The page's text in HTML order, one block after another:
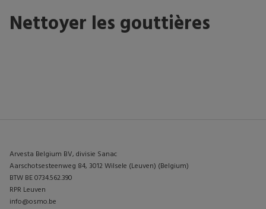
Nettoyer les gouttières
Arvesta Belgium BV, divisie Sanac
Aarschotsesteenweg 84, 3012 Wilsele (Leuven) (Belgium)
BTW BE 0734.562.390
RPR Leuven
info@osmo.be